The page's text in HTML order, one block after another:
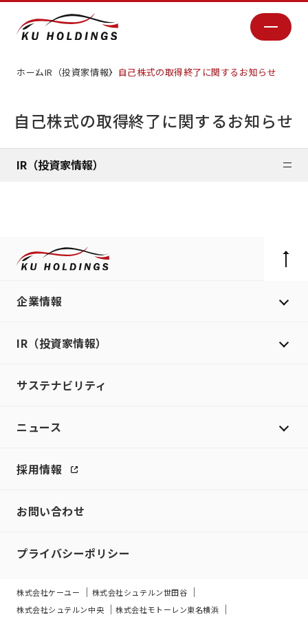
ホームIR（投資家情報） 自己株式の取得終了に関するお知らせ
自己株式の取得終了に関するお知らせ
IR（投資家情報）
企業情報
IR（投資家情報）
サステナビリティ
ニュース
採用情報
お問い合わせ
プライバシーポリシー
株式会社ケーユー
株式会社シュテルン世田谷
株式会社シュテルン中央
株式会社モトーレン東名横浜